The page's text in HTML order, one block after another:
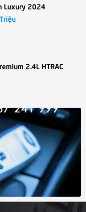
Luxury 2024
2.4L HTRAC